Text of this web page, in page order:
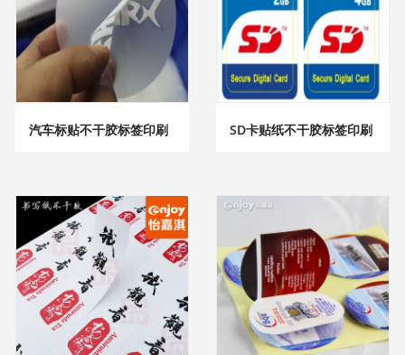
汽车标贴不干胶标签印刷 SD卡贴纸不干胶标签印刷